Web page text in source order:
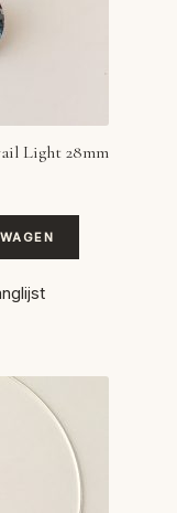
Light 28mm